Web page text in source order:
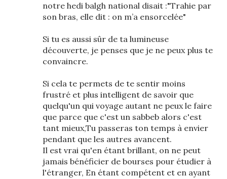
notre hedi balgh national disait :"Trahie par
son bras, elle dit : on m’a ensorcelée"
Si tu es aussi sûr de ta lumineuse
découverte, je penses que je ne peux plus te
convaincre.
Si cela te permets de te sentir moins
frustré et plus intelligent de savoir que
quelqu'un qui voyage autant ne peux le faire
que parce que c'est un sabbeb alors c'est
tant mieux,Tu passeras ton temps à envier
pendant que les autres avancent.
Il est vrai qu'en étant brillant, on ne peut
jamais bénéficier de bourses pour étudier à
l'étranger, En étant compétent et en ayant